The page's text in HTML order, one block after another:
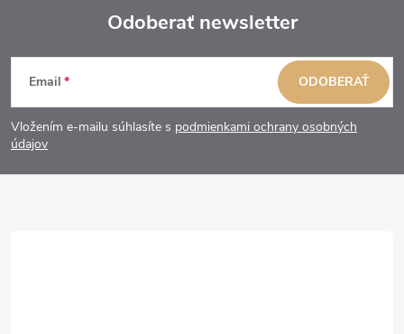
Z
á
p
Odoberať newsletter
Email
Vložením e-mailu súhlasíte s podmienkami ochrany osobných
údajov
ODOBERAŤ